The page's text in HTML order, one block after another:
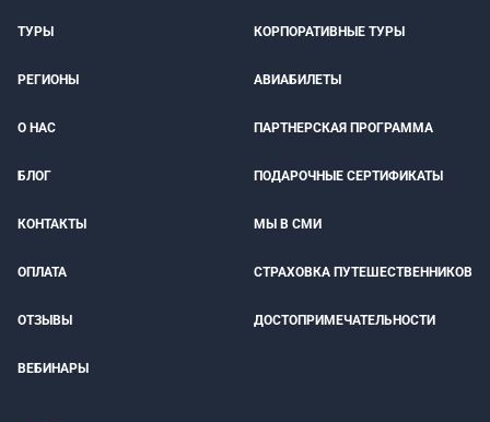
ТУРЫ КОРПОРАТИВНЫЕ ТУРЫ
РЕГИОНЫ АВИАБИЛЕТЫ
О НАС ПАРТНЕРСКАЯ ПРОГРАММА
БЛОГ ПОДАРОЧНЫЕ СЕРТИФИКАТЫ
КОНТАКТЫ МЫ В СМИ
ОПЛАТА СТРАХОВКА ПУТЕШЕСТВЕННИКОВ
ОТЗЫВЫ ДОСТОПРИМЕЧАТЕЛЬНОСТИ
ВЕБИНАРЫ